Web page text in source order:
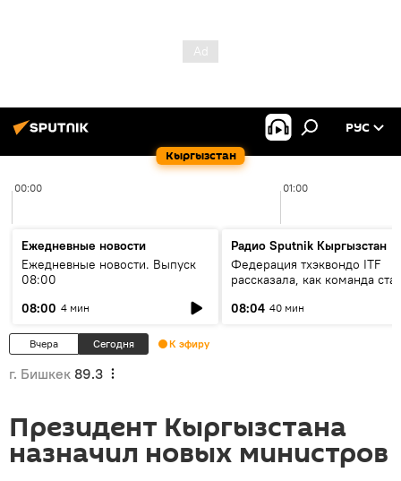
Кыргызстан
РУС
00:00 01:00
Ежедневные новости
Ежедневные новости. Выпуск
08:00
08:00 4 мин
Радио Sputnik Кыргызстан
Федерация тхэквондо ITF
рассказала, как команда
08:04 40 мин
Вчера Сегодня К эфиру
г. Бишкек 89.3
Президент Кыргызстана
назначил новых министров